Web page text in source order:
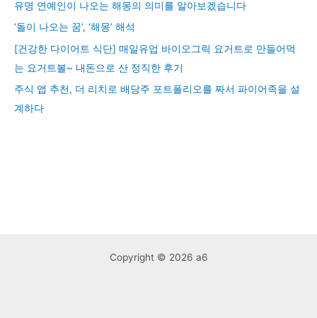
유명 연예인이 나오는 해몽의 의미를 알아보겠습니다
‘돌이 나오는 꿈’, ‘해몽’ 해석
[건강한 다이어트 식단] 매일유업 바이오그릭 요거트로 만들어먹
는 요거트볼~ 내돈으로 산 정직한 후기
주식 앱 추천, 더 리치로 배당주 포트폴리오를 짜서 파이어족을 설
계하다
Copyright © 2026 a6